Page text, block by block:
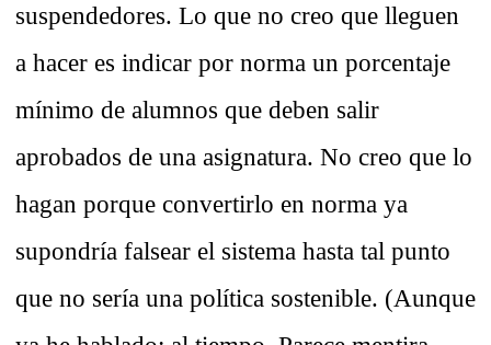
suspendedores. Lo que no creo que lleguen
a hacer es indicar por norma un porcentaje
mínimo de alumnos que deben salir
aprobados de una asignatura. No creo que lo
hagan porque convertirlo en norma ya
supondría falsear el sistema hasta tal punto
que no sería una política sostenible. (Aunque